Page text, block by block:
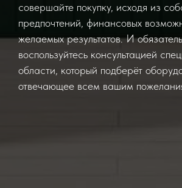
совершайте покупку, исходя из
предпочтений, финансовых
желаемых результатов. И
воспользуйтесь консультацией
области, который подберёт
отвечающее всем вашим